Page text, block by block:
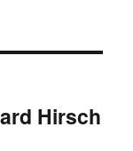
Hirsch